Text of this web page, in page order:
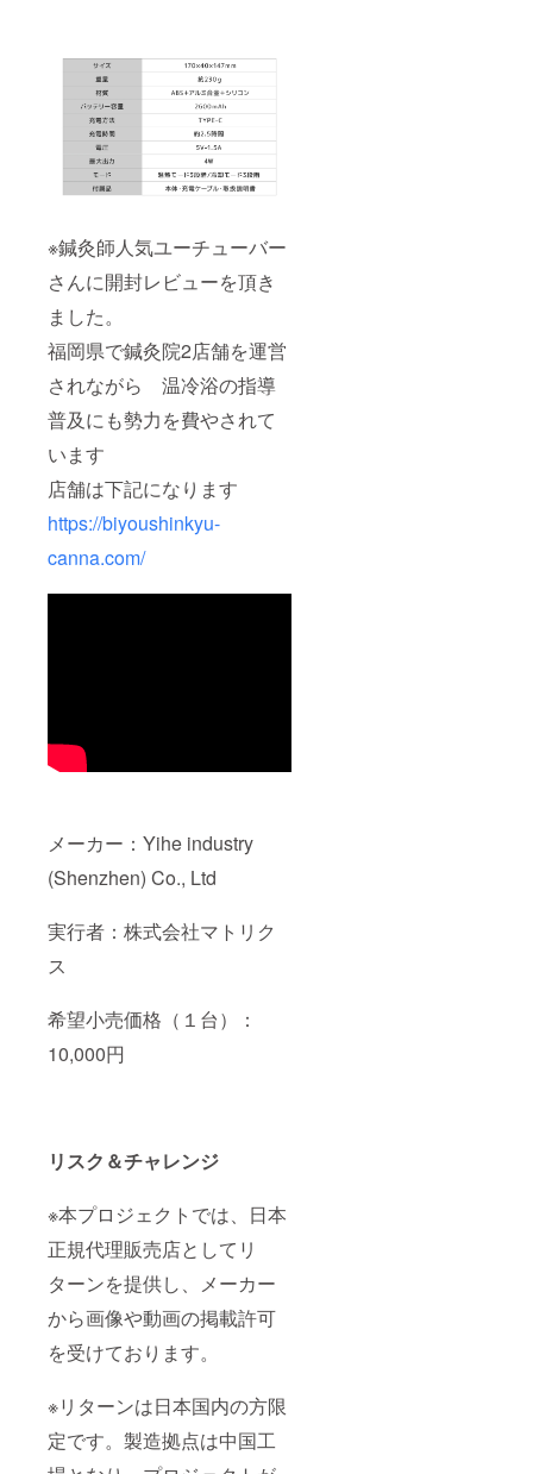
※鍼灸師人気ユーチューバー
さんに開封レビューを頂き
ました。
福岡県で鍼灸院2店舗を運営
されながら 温冷浴の指導
普及にも勢力を費やされて
います
店舗は下記になります
https://biyoushinkyu-
canna.com/
メーカー：Yihe industry
(Shenzhen) Co., Ltd
実行者：株式会社マトリク
ス
希望小売価格（１台）：
10,000円
リスク＆チャレンジ
※本プロジェクトでは、日本
正規代理販売店としてリ
ターンを提供し、メーカー
から画像や動画の掲載許可
を受けております。
※リターンは日本国内の方限
定です。製造拠点は中国工